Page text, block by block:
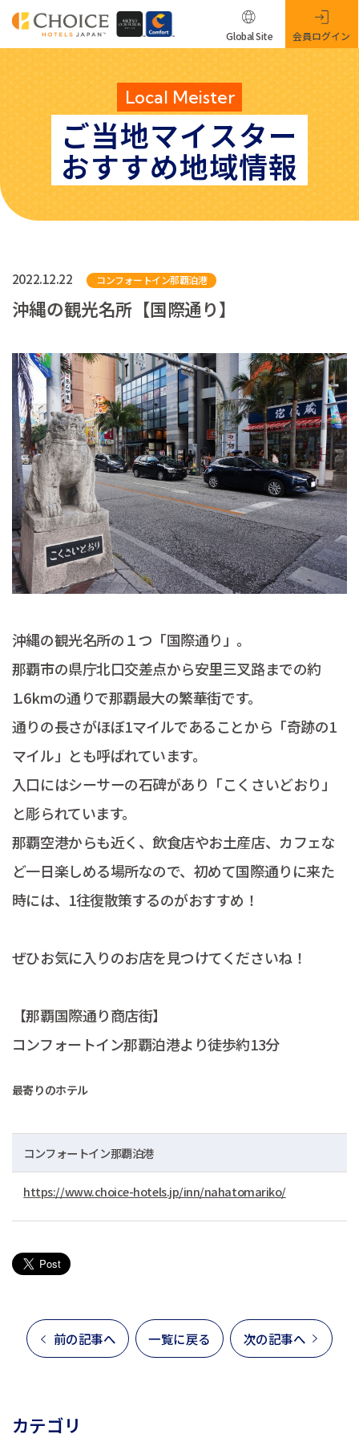
Local Meister
ご当地マイスター
おすすめ地域情報
Global Site 会員ログイン
2022.12.22 コンフォートイン那覇泊港
沖縄の観光名所【国際通り】
沖縄の観光名所の１つ「国際通り」。
那覇市の県庁北口交差点から安里三叉路までの約
1.6kmの通りで那覇最大の繁華街です。
通りの長さがほぼ1マイルであることから「奇跡の1
マイル」とも呼ばれています。
入口にはシーサーの石碑があり「こくさいどおり」
と彫られています。
那覇空港からも近く、飲食店やお土産店、カフェな
ど一日楽しめる場所なので、初めて国際通りに来た
時には、1往復散策するのがおすすめ！
ぜひお気に入りのお店を見つけてくださいね！
【那覇国際通り商店街】
コンフォートイン那覇泊港より徒歩約13分
最寄りのホテル
コンフォートイン那覇泊港
https://www.choice-hotels.jp/inn/nahatomariko/
前の記事へ 一覧に戻る 次の記事へ
カテゴリ